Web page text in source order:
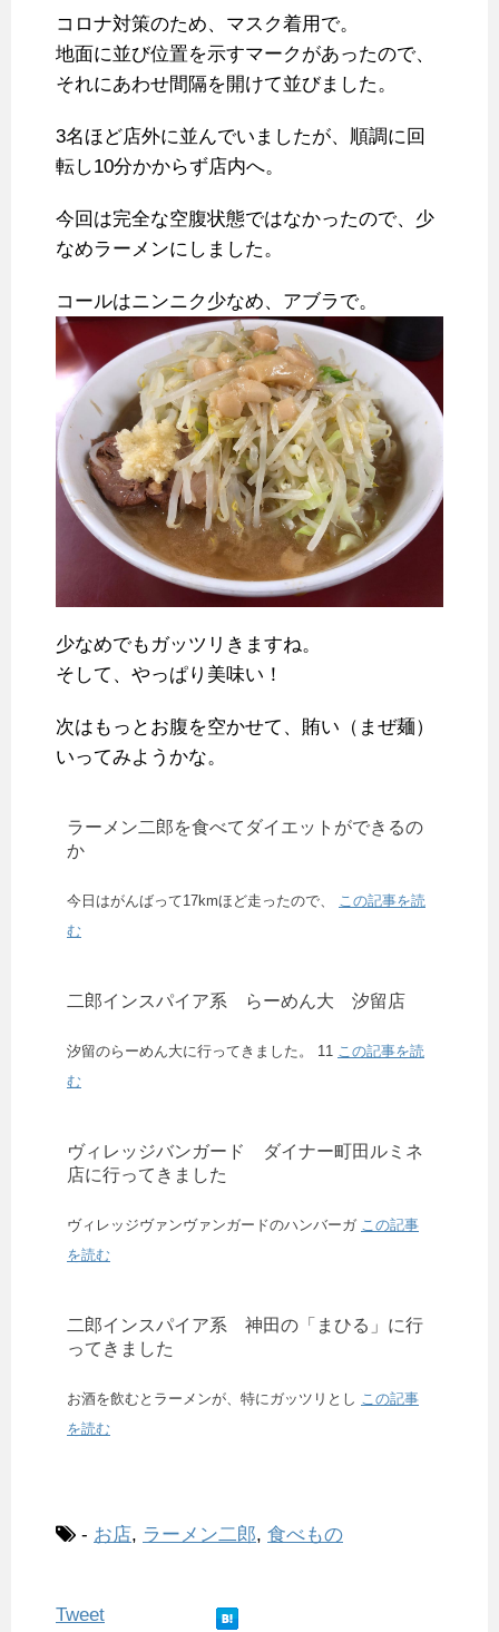
コロナ対策のため、マスク着用で。
地面に並び位置を示すマークがあったので、
それにあわせ間隔を開けて並びました。
3名ほど店外に並んでいましたが、順調に回
転し10分かからず店内へ。
今回は完全な空腹状態ではなかったので、少
なめラーメンにしました。
コールはニンニク少なめ、アブラで。
少なめでもガッツリきますね。
そして、やっぱり美味い！
次はもっとお腹を空かせて、賄い（まぜ麺）
いってみようかな。
ラーメン二郎を食べてダイエットができるの
か
今日はがんばって17kmほど走ったので、 この記事を読
む
二郎インスパイア系 らーめん大 汐留店
汐留のらーめん大に行ってきました。 11 この記事を読
む
ヴィレッジバンガード ダイナー町田ルミネ
店に行ってきました
ヴィレッジヴァンヴァンガードのハンバーガ この記事
を読む
二郎インスパイア系 神田の「まひる」に行
ってきました
お酒を飲むとラーメンが、特にガッツリとし この記事
を読む
- お店, ラーメン二郎, 食べもの
Tweet